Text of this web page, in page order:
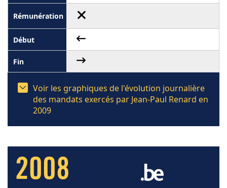
Voir les graphiques de l'évolution journalière
des mandats exercés par Jean-Paul Renard en
2009
2008